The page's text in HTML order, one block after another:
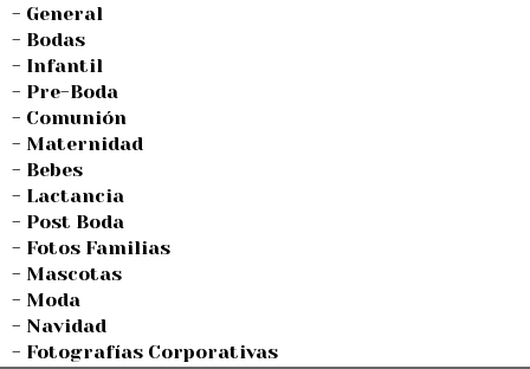
- General
- Bodas
- Infantil
- Pre-Boda
- Comunión
- Maternidad
- Bebes
- Lactancia
- Post Boda
- Fotos Familias
- Mascotas
- Moda
- Navidad
- Fotografías Corporativas